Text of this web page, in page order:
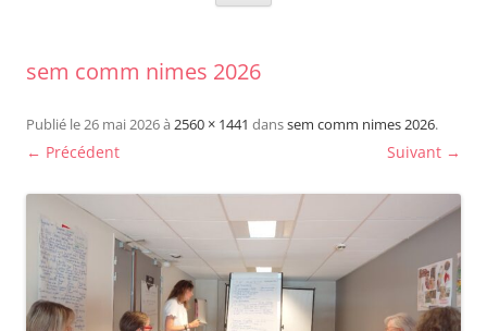
sem comm nimes 2026
Publié le26 mai 2026à 2560 × 1441 danssem comm nimes 2026.
← Précédent Suivant →